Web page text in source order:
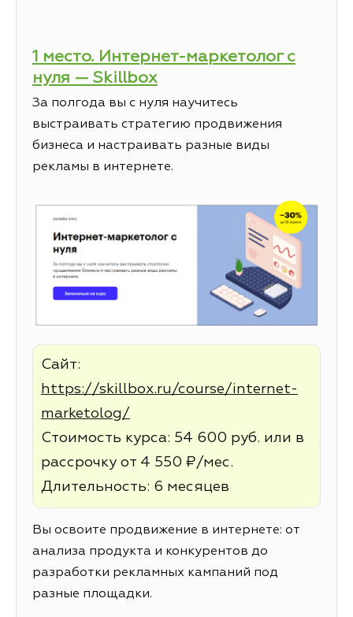
1 место. Интернет-маркетолог с
нуля — Skillbox
За полгода вы с нуля научитесь
выстраивать стратегию продвижения
бизнеса и настраивать разные виды
рекламы в интернете.
Сайт:
https://skillbox.ru/course/internet-
marketolog/
Стоимость курса: 54 600 руб. или в
рассрочку от 4 550 ₽/мес.
Длительность: 6 месяцев
Вы освоите продвижение в интернете: от
анализа продукта и конкурентов до
разработки рекламных кампаний под
разные площадки.